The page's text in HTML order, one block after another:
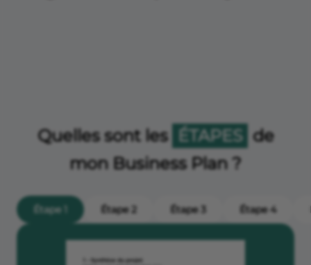
Quelles sont les ÉTAPES de
mon Business Plan ?
Étape 1 Étape 2 Étape 3 Étape 4